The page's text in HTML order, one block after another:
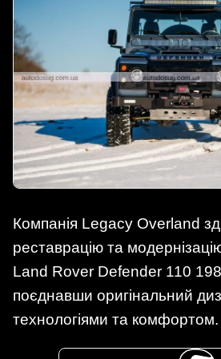
Компанія Legacy Overland
реставрацію та
Land Rover Defender 110
поєднавши оригінальний
технологіями та комфортом.